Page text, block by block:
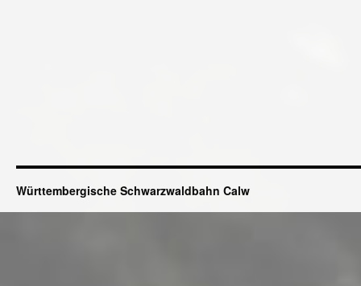
Württembergische Schwarzwaldbahn Calw